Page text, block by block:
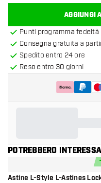
AGGIUNGI
Punti programma fedeltà
Consegna gratuita a
Spedito entro 24 ore
Reso entro 30 giorni
POTREBBERO
Astine L-Style L-Astines